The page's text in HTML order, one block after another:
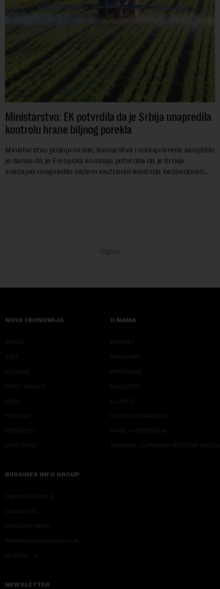
Ministarstvo: EK potvrdila da je Srbija unapredila
kontrolu hrane biljnog porekla
Ministarstvo poljoprivrede, šumarstva i vodoprivrede saopštilo
je danas da je Evropska komisija potvrdila da je Srbija
značajno unapredila sistem službenih kontrola bezbednosti
NOVA EKONOMIJA
SRBIJA
SVET
KOLUMNE
PRIČE I ANALIZE
VIDEO
PODCAST
ODRŽIVOST
LEPŠI ŽIVOT
O NAMA
KONTAKT
MARKETING
IMPRESSUM
NJUZLETER
KLIJENTI
POLITIKA PRIVATNOSTI
PRAVILA KORIŠĆENJA
SMERNICE ZA PRIMENU VEŠTAČKE
BUSSINES INFO GROUP
ONLINE EDUKACIJE
IZDAVAŠTVO
MEDIJSKE OBUKE
ORGANIZACIJA DOGADJAJA
EKONOM I JA
NEWSLETTER